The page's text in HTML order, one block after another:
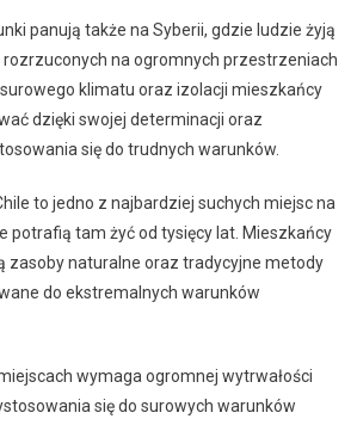
panują także na Syberii, gdzie ludzie żyją
na ogromnych przestrzeniach
klimatu oraz izolacji mieszkańcy
dzięki swojej determinacji oraz
się do trudnych warunków.
to jedno z najbardziej suchych miejsc na
potrafią tam żyć od tysięcy lat. Mieszkańcy
zasoby naturalne oraz tradycyjne metody
do ekstremalnych warunków
wymaga ogromnej wytrwałości
się do surowych warunków